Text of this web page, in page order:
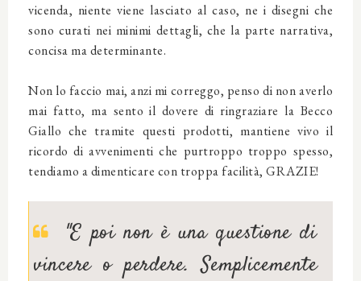
vicenda, niente viene lasciato al caso, ne i disegni che
sono curati nei minimi dettagli, che la parte narrativa,
concisa ma determinante.
Non lo faccio mai, anzi mi correggo, penso di non averlo
mai fatto, ma sento il dovere di ringraziare la Becco
Giallo che tramite questi prodotti, mantiene vivo il
ricordo di avvenimenti che purtroppo troppo spesso,
tendiamo a dimenticare con troppa facilità, GRAZIE!
"E poi non è una questione di
vincere o perdere. Semplicemente